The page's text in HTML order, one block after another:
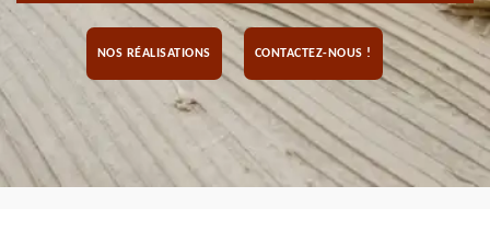
NOS RÉALISATIONS CONTACTEZ-NOUS !